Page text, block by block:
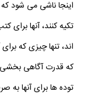
اينجا ناشى مى‏ شود
تكيه كنند، آنها براى
‏اند، تنها چيزى كه
كه قدرت آگاهى بخشى
توده‏ ها براى آنها به